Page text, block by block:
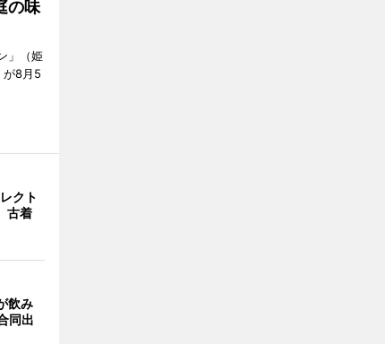
の味
」（姫
が8月5
クト
古着
飲み
同出